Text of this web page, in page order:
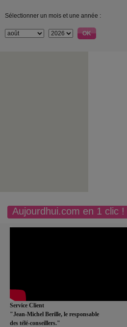
Sélectionner un mois et une année :
Aujourdhui.com en 1 clic !
Service Client
"Jean-Michel Berille, le responsable
des télé-conseillers."